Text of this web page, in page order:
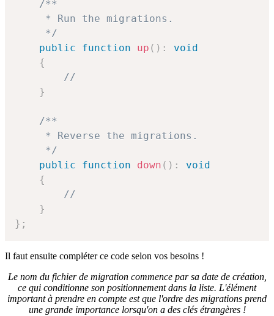
/**
     * Run the migrations.
     */
public
function up ( ) :
void
{
//
}
/**
     * Reverse the migrations.
     */
public
function down ( ) :
void
{
//
}
} ;
Il faut ensuite compléter ce code selon vos besoins !
Le nom du fichier de migration commence par sa date de création,
ce qui conditionne son positionnement dans la liste. L'élément
important à prendre en compte est que l'ordre des migrations prend
une grande importance lorsqu'on a des clés étrangères !